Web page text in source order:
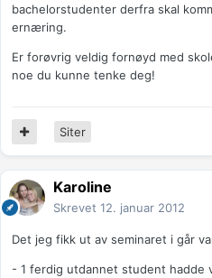
bachelorstudenter derfra skal
ernæring.
Er forøvrig veldig fornøyd med
noe du kunne tenke deg!
Siter
Karoline
Skrevet 12. januar 2012
Det jeg fikk ut av seminaret i går
- 1 ferdig utdannet student hadde